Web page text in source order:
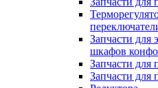
Запчасти для
шкафов
Запчасти для
Запчасти для